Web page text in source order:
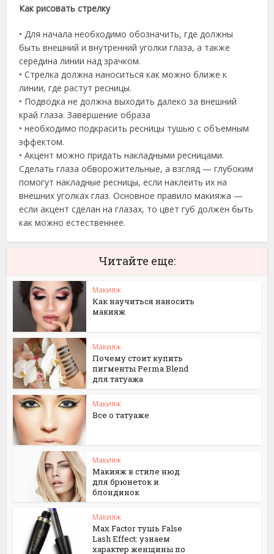
Как рисовать стрелку
• Для начала необходимо обозначить, где должны
быть внешний и внутренний уголки глаза, а также
середина линии над зрачком.
• Стрелка должна наноситься как можно ближе к
линии, где растут ресницы.
• Подводка не должна выходить далеко за внешний
край глаза. Завершение образа
• необходимо подкрасить ресницы тушью с объемным
эффектом.
• Акцент можно придать накладными ресницами.
Сделать глаза обворожительные, а взгляд — глубоким
помогут накладные ресницы, если наклеить их на
внешних уголках глаз. Основное правило макияжа —
если акцент сделан на глазах, то цвет губ должен быть
как можно естественнее.
Читайте еще:
Макияж
Как научиться наносить
макияж
Макияж
Почему стоит купить
пигменты Perma Blend
для татуажа
Макияж
Все о татуаже
Макияж
Макияж в стиле нюд
для брюнеток и
блондинок
Макияж
Max Factor тушь False
Lash Effect: узнаем
характер женщины по